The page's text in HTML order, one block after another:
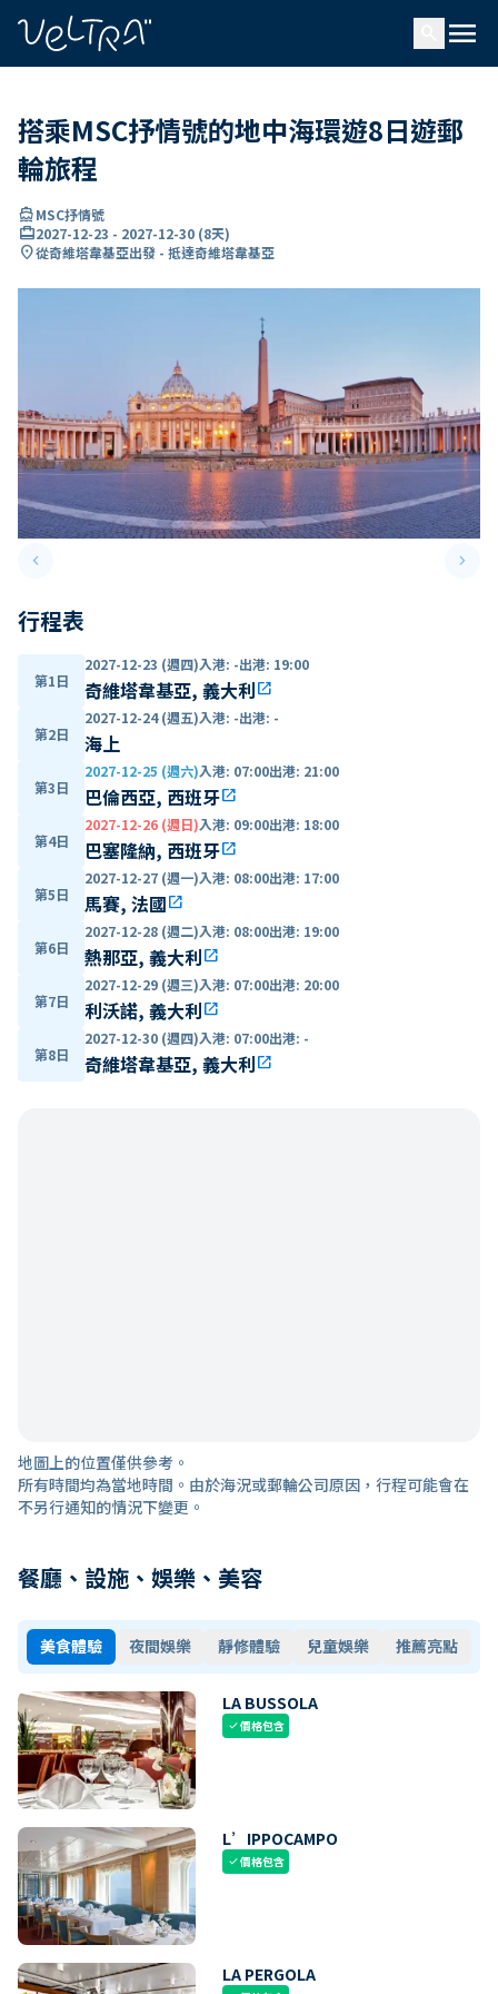
menu
搭乘MSC抒情號的地中海環遊8日遊郵
輪旅程
directions_boatMSC抒情號
card_travel2027-12-23 - 2027-12-30 (8天)
location_on從奇維塔韋基亞出發 - 抵達奇維塔韋基亞
keyboard_arrow_leftPrevious slide keyboard_arrow_right
行程表
第1日
2027-12-23 (週四)入港: -出港: 19:00
奇維塔韋基亞, 義大利open_in_new
第2日
2027-12-24 (週五)入港: -出港: -
海上
第3日
2027-12-25 (週六)入港: 07:00出港: 21:00
巴倫西亞, 西班牙open_in_new
第4日
2027-12-26 (週日)入港: 09:00出港: 18:00
巴塞隆納, 西班牙open_in_new
第5日
2027-12-27 (週一)入港: 08:00出港: 17:00
馬賽, 法國open_in_new
第6日
2027-12-28 (週二)入港: 08:00出港: 19:00
熱那亞, 義大利open_in_new
第7日
2027-12-29 (週三)入港: 07:00出港: 20:00
利沃諾, 義大利open_in_new
第8日
2027-12-30 (週四)入港: 07:00出港: -
奇維塔韋基亞, 義大利open_in_new
地圖上的位置僅供參考。
所有時間均為當地時間。由於海況或郵輪公司原因，行程可能會在
不另行通知的情況下變更。
餐廳、設施、娛樂、美容
美食體驗 夜間娛樂 靜修體驗 兒童娛樂 推薦亮點
LA BUSSOLA
check價格包含
L’IPPOCAMPO
check價格包含
LA PERGOLA